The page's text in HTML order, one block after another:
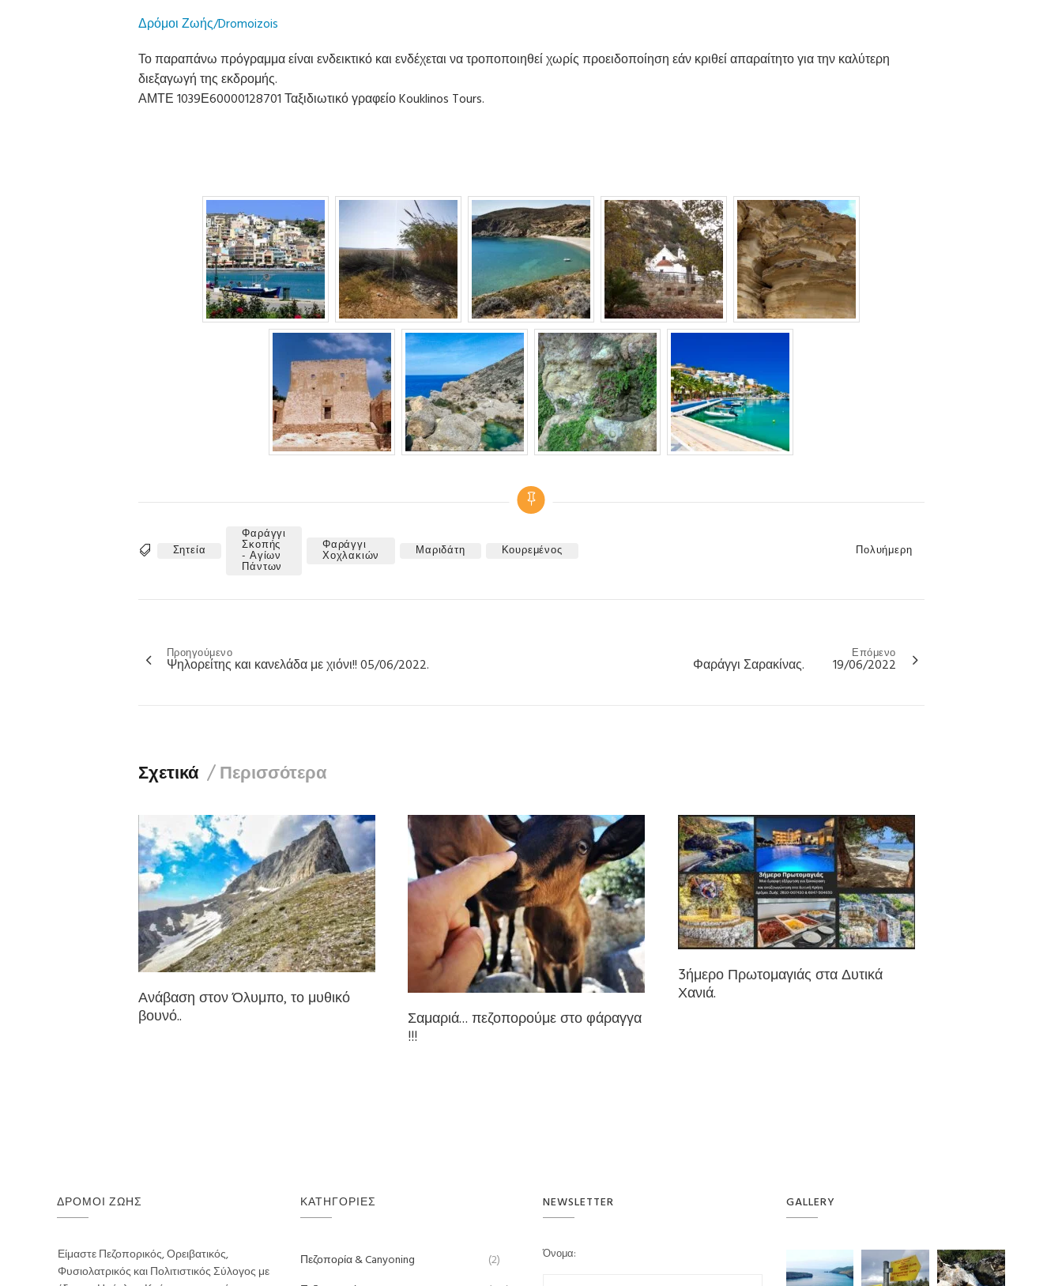
Δρόμοι Ζωής/Dromoizois
Το παραπάνω πρόγραμμα είναι ενδεικτικό και ενδέχεται να τροποποιηθεί χωρίς προειδοποίηση εάν κριθεί απαραίτητο για την καλύτερη
διεξαγωγή της εκδρομής.
ΑΜΤΕ 1039Ε60000128701 Ταξιδιωτικό γραφείο Kouklinos Tours.
Tags Σητεία
Φαράγγι
Σκοπής
- Αγίων
Πάντων
Φαράγγι
Χοχλακιών Μαριδάτη Κουρεμένος Categories
Πολυήμερη
Πλοήγηση
Προηγούμενο
Ψηλορείτης και κανελάδα με χιόνι!! 05/06/2022.
Επόμενο
Φαράγγι Σαρακίνας. 19/06/2022
Σχετικά Περισσότερα
Ανάβαση στον Όλυμπο, το μυθικό
βουνό..
Σαμαριά… πεζοπορούμε στο φάραγγα
!!!
3ήμερο Πρωτομαγιάς στα Δυτικά
Χανιά.
ΔΡΌΜΟΙ ΖΩΉΣ
Είμαστε Πεζοπορικός, Ορειβατικός,
Φυσιολατρικός και Πολιτιστικός Σύλογος με
ΚΑΤΗΓΟΡΊΕΣ
Πεζοπορία & Canyoning
(2)
NEWSLETTER
Όνομα:
GALLERY